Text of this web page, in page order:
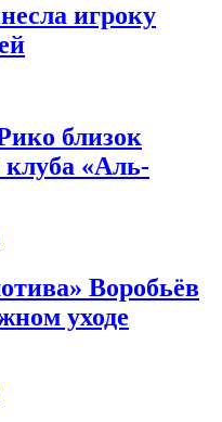
игроку
близок
клуба «Аль-
Воробьёв
уходе